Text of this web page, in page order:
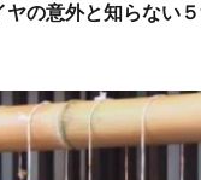
ヤの意外と知らない